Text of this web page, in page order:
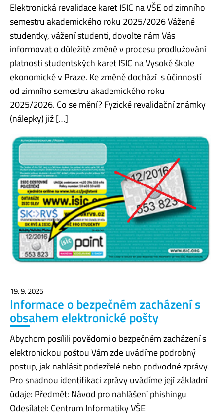
Elektronická revalidace karet ISIC na VŠE od zimního
semestru akademického roku 2025/2026 Vážené
studentky, vážení studenti, dovolte nám Vás
informovat o důležité změně v procesu prodlužování
platnosti studentských karet ISIC na Vysoké škole
ekonomické v Praze. Ke změně dochází s účinností
od zimního semestru akademického roku
2025/2026. Co se mění? Fyzické revalidační známky
(nálepky) již […]
19. 9. 2025
Informace o bezpečném zacházení s
obsahem elektronické pošty
Abychom posílili povědomí o bezpečném zacházení s
elektronickou poštou Vám zde uvádíme podrobný
postup, jak nahlásit podezřelé nebo podvodné zprávy.
Pro snadnou identifikaci zprávy uvádíme její základní
údaje: Předmět: Návod pro nahlášení phishingu
Odesílatel: Centrum Informatiky VŠE